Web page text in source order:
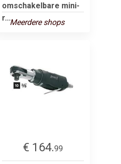
omschakelbare mini-
r...Meerdere shops
€ 164.99